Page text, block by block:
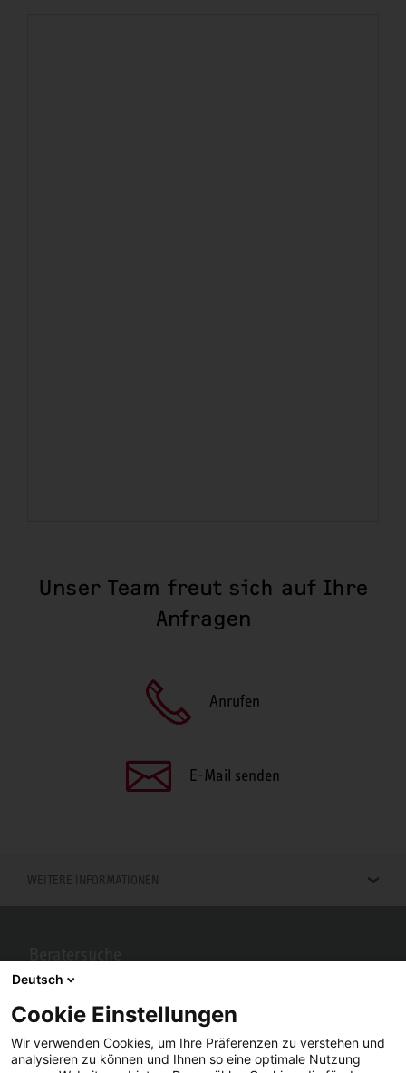
Unser Team freut sich auf Ihre
Anfragen
Anrufen
E-Mail senden
WEITERE INFORMATIONEN
Berater in Ihrer Nähe gesucht? Mit STIEBEL ELTRON kein Problem.
Deutsch
Cookie Einstellungen
Wir verwenden Cookies, um Ihre Präferenzen zu verstehen und
analysieren zu können und Ihnen so eine optimale Nutzung